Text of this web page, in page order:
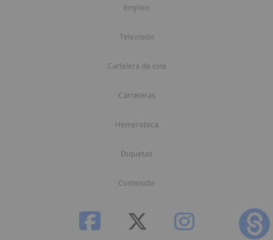
Empleo
Televisión
Cartelera de cine
Carreteras
Hemeroteca
Etiquetas
Contenido